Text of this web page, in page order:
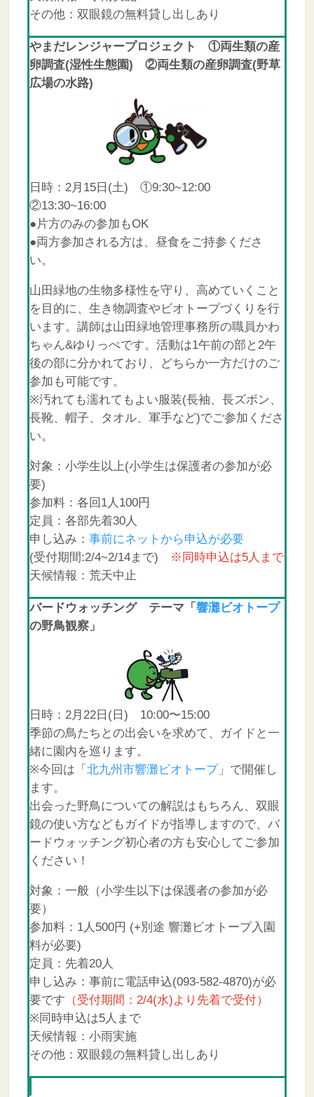
その他：双眼鏡の無料貸し出しあり
やまだレンジャープロジェクト ①両生類の産
卵調査(湿性生態園) ②両生類の産卵調査(野草
広場の水路)
日時：2月15日(土) ①9:30~12:00
②13:30~16:00
●片方のみの参加もOK
●両方参加される方は、昼食をご持参くださ
い。
山田緑地の生物多様性を守り、高めていくこと
を目的に、生き物調査やビオトープづくりを行
います。講師は山田緑地管理事務所の職員かわ
ちゃん&ゆりっぺです。活動は1午前の部と2午
後の部に分かれており、どちらか一方だけのご
参加も可能です。
※汚れても濡れてもよい服装(長袖、長ズボン、
長靴、帽子、タオル、軍手など)でご参加くださ
い。
対象：小学生以上(小学生は保護者の参加が必
要)
参加料：各回1人100円
定員：各部先着30人
申し込み： 事前にネットから申込が必要
(受付期間:2/4~2/14まで)
※同時申込は5人まで
天候情報：荒天中止
バードウォッチング テーマ「響灘ビオトープ
の野鳥観察」
日時：2月22日(日) 10:00〜15:00
季節の鳥たちとの出会いを求めて、ガイドと一
緒に園内を巡ります。
※今回は「 北九州市響灘ビオトープ」で開催し
ます。
出会った野鳥についての解説はもちろん、双眼
鏡の使い方などもガイドが指導しますので、バ
ードウォッチング初心者の方も安心してご参加
ください！
対象：一般（小学生以下は保護者の参加が必
要）
参加料：1人500円 (+別途 響灘ビオトープ入園
料が必要)
定員：先着20人
申し込み：事前に電話申込(093-582-4870)が必
要です （受付期間：2/4(水)より先着で受付）
※同時申込は5人まで
天候情報：小雨実施
その他：双眼鏡の無料貸し出しあり